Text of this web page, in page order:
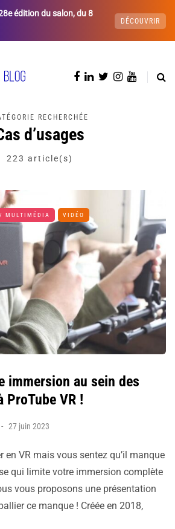
édition du salon, du 8
DÉCOUVRIR
RECHERCHÉE
d’usages
223 article(s)
MULTIMÉDIA VIDÉO
immersion au sein des
ProTube VR !
27 juin 2023
en VR mais vous sentez qu’il manque
qui limite votre immersion complète
vous proposons une présentation
ce manque ! Créée en 2018,